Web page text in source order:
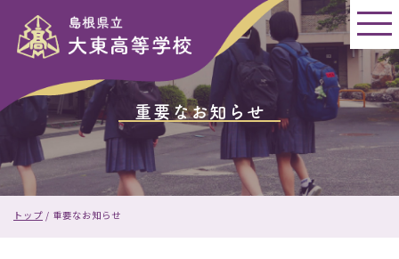
重要なお知らせ
現
トップ / 重要なお知らせ